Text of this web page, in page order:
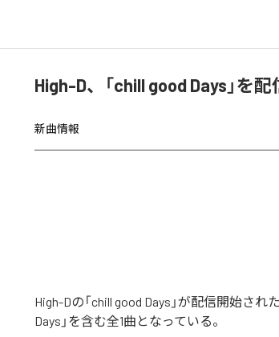
High-D、「chill good Days」を
新曲情報
High-Dの「chill good Days」が配信開始さ
Days」を含む全1曲となっている。